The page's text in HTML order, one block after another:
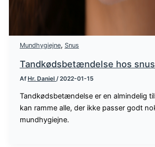
Mundhygiejne, Snus
Tandkødsbetændelse hos
AfHr. Daniel /2022-01-15
Tandkødsbetændelse er en almindelig
kan ramme alle, der ikke passer godt
mundhygiejne.